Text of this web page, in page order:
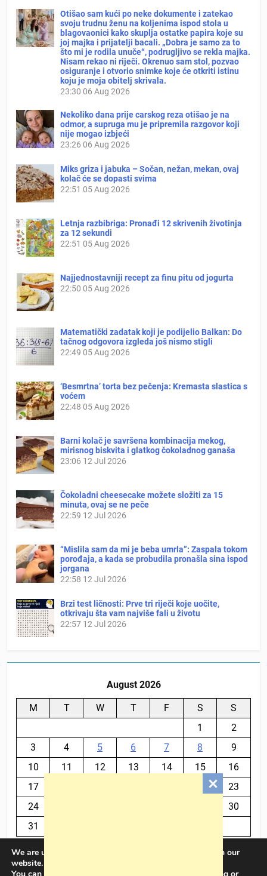
Otišao sam kući po neke dokumente i zatekao
svoju trudnu ženu na koljenima ispod stola u
blagovaonici kako skuplja ostatke papira koje su
joj majka i prijatelji bacali. „Dobra je samo za to
što mi je rodila unuče“, podrugljivo se rekla majka.
Nisam rekao ni riječi. Okrenuo sam stol, pozvao
osiguranje i otvorio snimke koje će otkriti istinu
koju je moja obitelj skrivala.
23:30 06 Aug 2026
Nekoliko dana prije carskog reza otišao je na
odmor, a supruga mu je pripremila razgovor koji
nije mogao izbjeći
23:26 06 Aug 2026
Miks griza i jabuka – Sočan, nežan, mekan, ovaj
kolač će se dopasti svima
22:51 05 Aug 2026
Letnja razbibriga: Pronađi 12 skrivenih životinja
za 12 sekundi
22:51 05 Aug 2026
Najjednostavniji recept za finu pitu od jogurta
22:50 05 Aug 2026
Matematički zadatak koji je podijelio Balkan: Do
tačnog odgovora izgleda još nismo stigli
22:49 05 Aug 2026
‘Besmrtna’ torta bez pečenja: Kremasta slastica s
voćem
22:48 05 Aug 2026
Barni kolač je savršena kombinacija mekog,
mirisnog biskvita i glatkog čokoladnog ganaša
23:06 12 Jul 2026
Čokoladni cheesecake možete složiti za 15
minuta, ovaj se ne peče
22:59 12 Jul 2026
“Mislila sam da mi je beba umrla”: Zaspala tokom
porođaja, a kada se probudila pronašla sina ispod
jorgana
22:58 12 Jul 2026
Brzi test ličnosti: Prve tri riječi koje uočite,
otkrivaju šta vam najviše fali u životu
22:57 12 Jul 2026
August 2026
M T W T F S
S
1
2
3
4 5 6 7 8
9
10
11 12 13 14 15
16
17
23
24
30
31
We are using cookies to give you the best experience on our
website.